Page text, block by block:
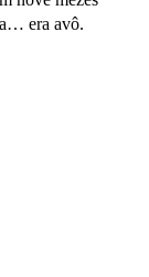
era avô.